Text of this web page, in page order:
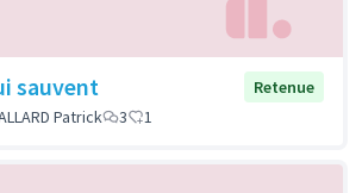
sauvent
Retenue
Patrick
3 1